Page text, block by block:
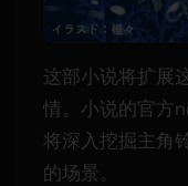
这部小说将扩展
情。小说的官方
将深入挖掘主角
的场景。